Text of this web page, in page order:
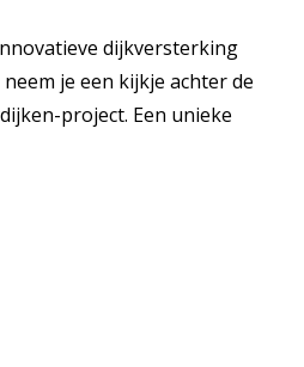
dijkversterking
je een kijkje achter de
project. Een unieke